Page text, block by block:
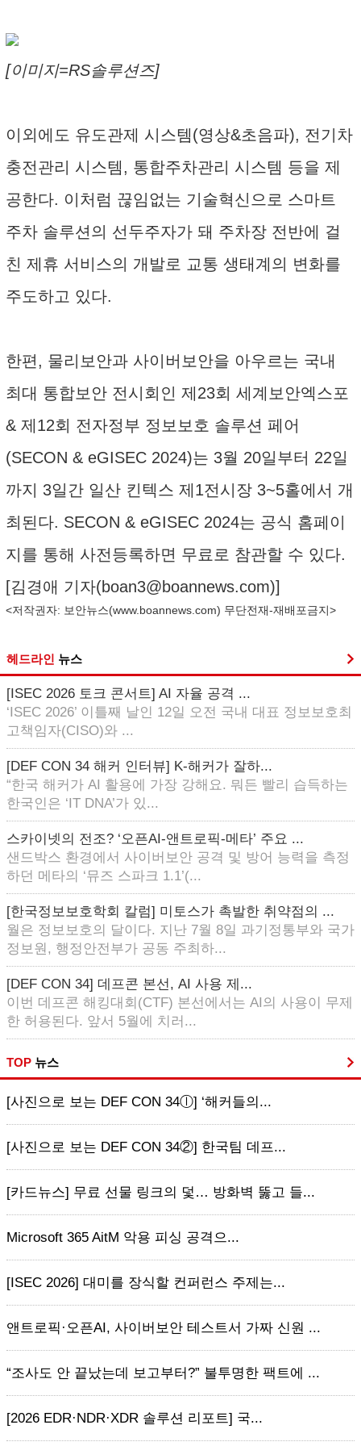
[이미지=RS솔루션즈]
이외에도 유도관제 시스템(영상&초음파), 전기차
충전관리 시스템, 통합주차관리 시스템 등을 제
공한다. 이처럼 끊임없는 기술혁신으로 스마트
주차 솔루션의 선두주자가 돼 주차장 전반에 걸
친 제휴 서비스의 개발로 교통 생태계의 변화를
주도하고 있다.
한편, 물리보안과 사이버보안을 아우르는 국내
최대 통합보안 전시회인 제23회 세계보안엑스포
& 제12회 전자정부 정보보호 솔루션 페어
(SECON & eGISEC 2024)는 3월 20일부터 22일
까지 3일간 일산 킨텍스 제1전시장 3~5홀에서 개
최된다. SECON & eGISEC 2024는 공식 홈페이
지를 통해 사전등록하면 무료로 참관할 수 있다.
[김경애 기자(boan3@boannews.com)]
<저작권자: 보안뉴스(www.boannews.com) 무단전재-재배포금지>
헤드라인 뉴스
[ISEC 2026 토크 콘서트] AI 자율 공격 ...
‘ISEC 2026’ 이틀째 날인 12일 오전 국내 대표 정보보호최
고책임자(CISO)와 ...
[DEF CON 34 해커 인터뷰] K-해커가 잘하...
“한국 해커가 AI 활용에 가장 강해요. 뭐든 빨리 습득하는
한국인은 ‘IT DNA’가 있...
스카이넷의 전조? ‘오픈AI-앤트로픽-메타’ 주요 ...
샌드박스 환경에서 사이버보안 공격 및 방어 능력을 측정
하던 메타의 ‘뮤즈 스파크 1.1’(...
[한국정보보호학회 칼럼] 미토스가 촉발한 취약점의 ...
월은 정보보호의 달이다. 지난 7월 8일 과기정통부와 국가
정보원, 행정안전부가 공동 주최하...
[DEF CON 34] 데프콘 본선, AI 사용 제...
이번 데프콘 해킹대회(CTF) 본선에서는 AI의 사용이 무제
한 허용된다. 앞서 5월에 치러...
TOP 뉴스
[사진으로 보는 DEF CON 34ⓛ] ‘해커들의...
[사진으로 보는 DEF CON 34②] 한국팀 데프...
[카드뉴스] 무료 선물 링크의 덫… 방화벽 뚫고 들...
Microsoft 365 AitM 악용 피싱 공격으...
[ISEC 2026] 대미를 장식할 컨퍼런스 주제는...
앤트로픽·오픈AI, 사이버보안 테스트서 가짜 신원 ...
“조사도 안 끝났는데 보고부터?” 불투명한 팩트에 ...
[2026 EDR·NDR·XDR 솔루션 리포트] 국...